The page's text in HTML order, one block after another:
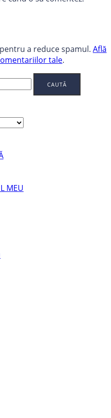
a reduce spamul. Află
tale.
MEU